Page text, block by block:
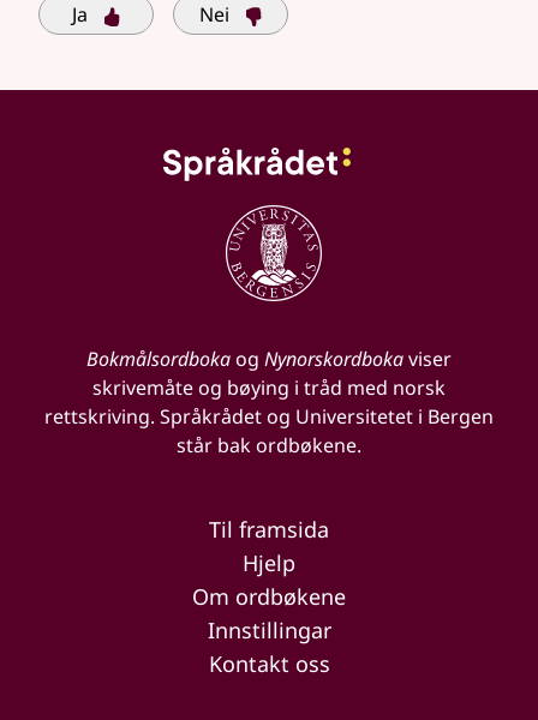
Ja Nei
Bokmålsordbokaog Nynorskordbokaviser
skrivemåte og bøying i tråd med norsk
rettskriving. Språkrådet og Universitetet i Bergen
står bak ordbøkene.
Til framsida
Hjelp
Om ordbøkene
Innstillingar
Kontakt oss